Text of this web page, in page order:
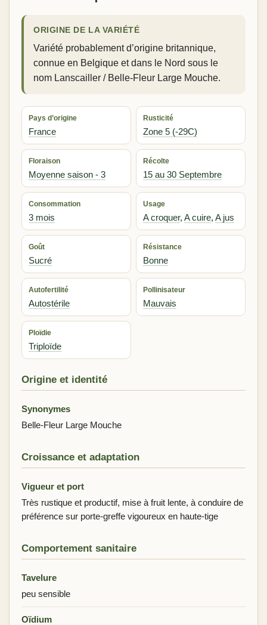
ORIGINE DE LA VARIÉTÉ
Variété probablement d’origine britannique,
connue en Belgique et dans le Nord sous le
nom Lanscailler / Belle-Fleur Large Mouche.
Pays d’origine
France
Rusticité
Zone 5 (-29C)
Floraison
Moyenne saison - 3
Récolte
15 au 30 Septembre
Consommation
3 mois
Usage
A croquer, A cuire, A jus
Goût
Sucré
Résistance
Bonne
Autofertilité
Autostérile
Pollinisateur
Mauvais
Ploïdie
Triploïde
Origine et identité
Synonymes
Belle-Fleur Large Mouche
Croissance et adaptation
Vigueur et port
Très rustique et productif, mise à fruit lente, à conduire de
préférence sur porte-greffe vigoureux en haute-tige
Comportement sanitaire
Tavelure
peu sensible
Oïdium